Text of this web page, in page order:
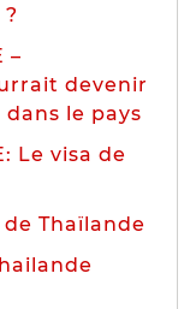
–
devenir
le pays
Le visa de
de Thaïlande